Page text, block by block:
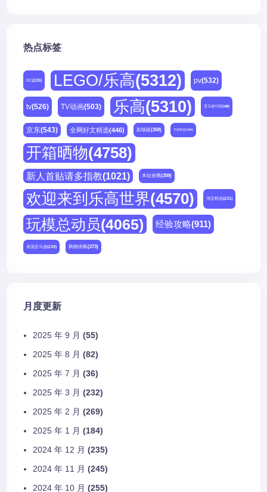
热点标签
DC(225) LEGO/乐高(5312) pv(532)
tv(526) TV动画(503) 乐高(5310) 亚马逊中国(188)
京东(543) 全网好文精选(446) 剧场版(268) 天猫精选(180)
开箱晒物(4758)
新人首贴请多指教(1021) 本站首晒(259)
欢迎来到乐高世界(4570) 淘宝精选(231)
玩模总动员(4065) 经验攻略(911)
美国亚马逊(230) 购物攻略(273)
月度更新
2025 年 9 月 (55)
2025 年 8 月 (82)
2025 年 7 月 (36)
2025 年 3 月 (232)
2025 年 2 月 (269)
2025 年 1 月 (184)
2024 年 12 月 (235)
2024 年 11 月 (245)
2024 年 10 月 (255)